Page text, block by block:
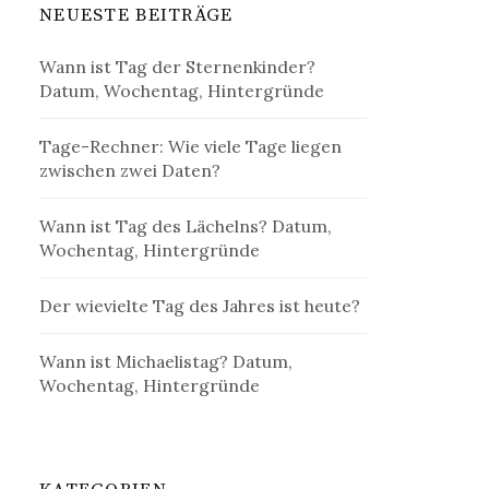
NEUESTE BEITRÄGE
Wann ist Tag der Sternenkinder?
Datum, Wochentag, Hintergründe
Tage-Rechner: Wie viele Tage liegen
zwischen zwei Daten?
Wann ist Tag des Lächelns? Datum,
Wochentag, Hintergründe
Der wievielte Tag des Jahres ist heute?
Wann ist Michaelistag? Datum,
Wochentag, Hintergründe